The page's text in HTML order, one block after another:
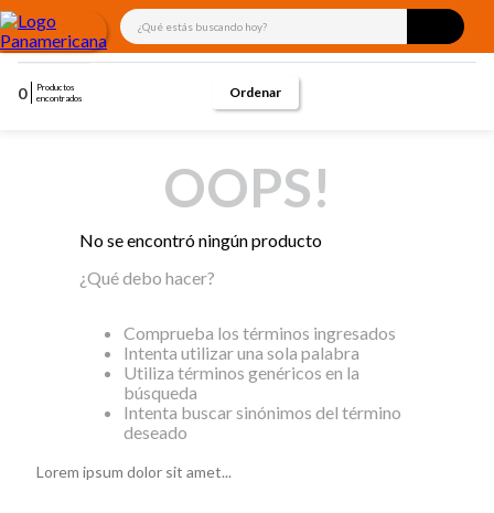
¿Qué estás buscando hoy?
0
Productos
encontrados
OOPS!
No se encontró ningún producto
¿Qué debo hacer?
Comprueba los términos ingresados
Intenta utilizar una sola palabra
Utiliza términos genéricos en la
búsqueda
Intenta buscar sinónimos del término
deseado
Lorem ipsum dolor sit amet...